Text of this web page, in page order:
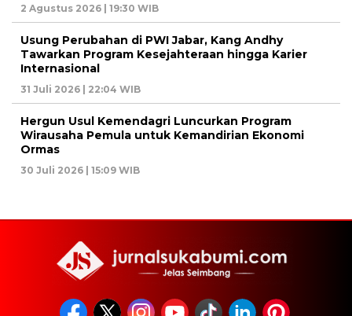
2 Agustus 2026 | 19:30 WIB
Usung Perubahan di PWI Jabar, Kang Andhy
Tawarkan Program Kesejahteraan hingga Karier
Internasional
31 Juli 2026 | 22:04 WIB
Hergun Usul Kemendagri Luncurkan Program
Wirausaha Pemula untuk Kemandirian Ekonomi
Ormas
30 Juli 2026 | 15:09 WIB